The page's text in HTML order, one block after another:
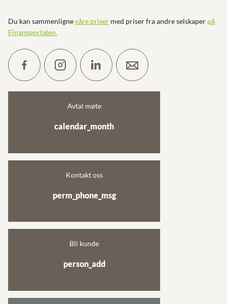
Du kan sammenlignevåre priser med priser fra andre selskaper på
Finansportalen.
Avtal møte
calendar_month
Kontakt oss
perm_phone_msg
Bli kunde
person_add